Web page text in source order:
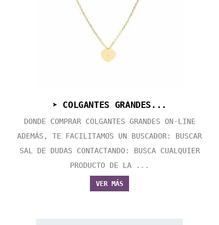
➤ COLGANTES GRANDES...
DONDE COMPRAR COLGANTES GRANDES ON-LINE
ADEMÁS, TE FACILITAMOS UN BUSCADOR: BUSCAR
SAL DE DUDAS CONTACTANDO: BUSCA CUALQUIER
PRODUCTO DE LA ...
VER MÁS